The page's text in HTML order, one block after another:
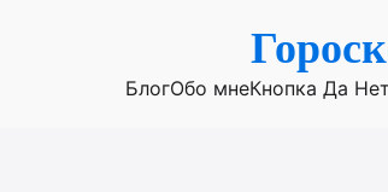
БлогОбо мнеКнопка Да Нет